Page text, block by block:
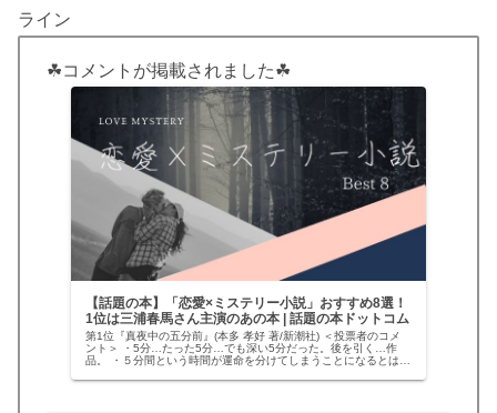
ライン
☘コメントが掲載されました☘
【話題の本】「恋愛×ミステリー小説」おすすめ8選！
1位は三浦春馬さん主演のあの本 | 話題の本ドットコム
第1位『真夜中の五分前』(本多 孝好 著/新潮社) ＜投票者のコメ
ント＞ ・5分…たった5分…でも深い5分だった。後を引く…作
品。 ・５分間という時間が運命を分けてしまうことになるとは…